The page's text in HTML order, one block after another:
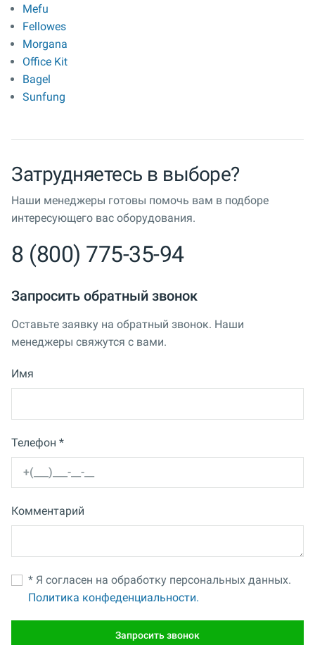
Mefu
Fellowes
Morgana
Office Kit
Bagel
Sunfung
Затрудняетесь в выборе?
Наши менеджеры готовы помочь вам в подборе
интересующего вас оборудования.
8 (800) 775-35-94
Запросить обратный звонок
Оставьте заявку на обратный звонок. Наши
менеджеры свяжутся с вами.
Имя
Телефон *
Комментарий
* Я согласен на обработку персональных данных.
Политика конфеденциальности.
Запросить звонок